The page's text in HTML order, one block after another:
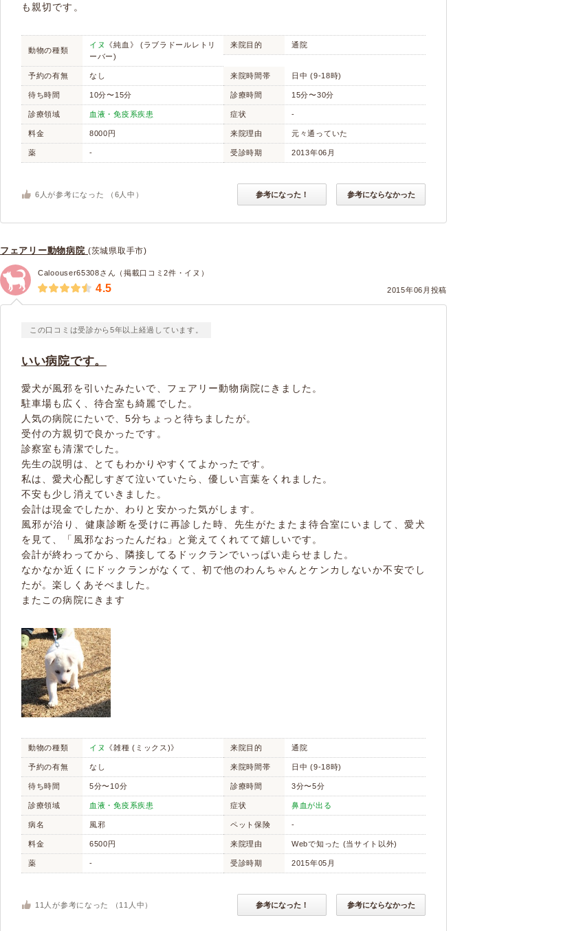
も親切です。
動物の種類
イヌ
《純血》 (ラブラドールレトリ
ーバー)
来院目的 通院
予約の有無 なし 来院時間帯 日中 (9-18時)
待ち時間 10分〜15分 診療時間 15分〜30分
診療領域 血液・免疫系疾患 症状 -
料金 8000円 来院理由 元々通っていた
薬 - 受診時期 2013年06月
6 人が参考になった （ 6 人中） 参考になった！ 参考にならなかった
フェアリー動物病院 (茨城県取手市)
Caloouser65308さん（掲載口コミ2件・イヌ）
2015年06月投稿
4.5
この口コミは受診から5年以上経過しています。
いい病院です。
愛犬が風邪を引いたみたいで、フェアリー動物病院にきました。
駐車場も広く、待合室も綺麗でした。
人気の病院にたいで、5分ちょっと待ちましたが。
受付の方親切で良かったです。
診察室も清潔でした。
先生の説明は、とてもわかりやすくてよかったです。
私は、愛犬心配しすぎて泣いていたら、優しい言葉をくれました。
不安も少し消えていきました。
会計は現金でしたか、わりと安かった気がします。
風邪が治り、健康診断を受けに再診した時、先生がたまたま待合室にいまして、愛犬
を見て、「風邪なおったんだね」と覚えてくれてて嬉しいです。
会計が終わってから、隣接してるドックランでいっぱい走らせました。
なかなか近くにドックランがなくて、初で他のわんちゃんとケンカしないか不安でし
たが。楽しくあそべました。
またこの病院にきます
動物の種類 イヌ 《雑種 (ミックス)》 来院目的 通院
予約の有無 なし 来院時間帯 日中 (9-18時)
待ち時間 5分〜10分 診療時間 3分〜5分
診療領域 血液・免疫系疾患 症状 鼻血が出る
病名 風邪 ペット保険 -
料金 6500円 来院理由 Webで知った (当サイト以外)
薬 - 受診時期 2015年05月
11 人が参考になった （ 11 人中） 参考になった！ 参考にならなかった
奈良県 (2)
山口県 (2) 徳島県
香川県 (7)
高知県 (1) 福岡県
佐賀県 (2) 長崎県 (3)
熊本県 (1) 大分県
宮崎県 (4)
フィンチ インコ/オウム
アヒル
ガチョウ (0)
(0)
カエル (0)
サンショウウオ/イモ
リ
トカゲ/ヤモリ/カメレ
カメ
ヘビ (0)
ヤギ (0) 羊 (0)
(0)
血液・免疫系疾患 筋肉系疾患
整形外科系疾患 (11) 耳系疾患
生殖器系疾患 (4)
寄生虫 (5) 腫瘍・がん
(1) 心の病気
けが・その他